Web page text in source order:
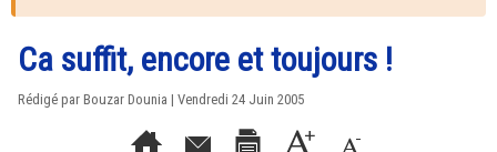
Ca suffit, encore et toujours !
Rédigé par Bouzar Dounia | Vendredi 24 Juin 2005